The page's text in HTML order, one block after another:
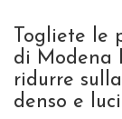
Togliete le
di Modena
ridurre
denso e